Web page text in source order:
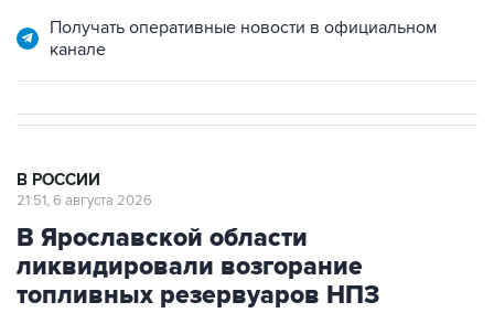
Получать оперативные новости в официальном
канале
В РОССИИ
21:51, 6 августа 2026
В Ярославской области
ликвидировали возгорание
топливных резервуаров НПЗ